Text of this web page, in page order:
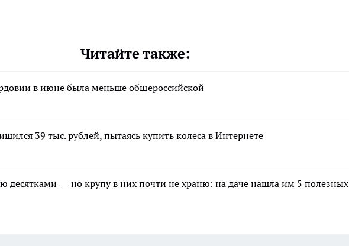
Читайте также:
в июне была меньше общероссийской
39 тыс. рублей, пытаясь купить колеса в Интернете
десятками — но крупу в них почти не храню: на даче нашла им 5 полезных